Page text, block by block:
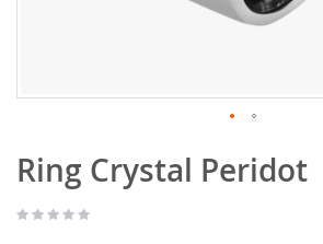
Anfang
der
springen
Ring Crystal Peridot